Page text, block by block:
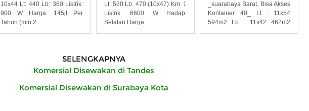
10x44 Lt: 440 Lb: 360 Listrik:
900 W Harga: 145jt Per
Tahun (min 2
Lt: 520 Lb: 470 (10x47) Km: 1
Listrik: 6600 W Hadap:
Selatan Harga:
_suarabaya Barat, Bisa Akses
Kontainer 40_ Lt : 11x54
594m2 Lb : 11x42 462m2
SELENGKAPNYA
Komersial Disewakan di Tandes
Komersial Disewakan di Surabaya Kota